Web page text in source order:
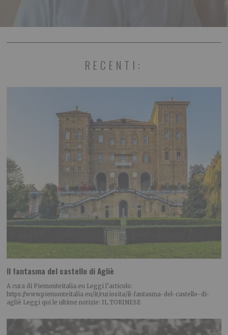
RECENTI:
Il fantasma del castello di Agliè
A cura di Piemonteitalia.eu Leggi l’articolo:
https://www.piemonteitalia.eu/it/curiosita/il-fantasma-del-castello-di-
agliè Leggi qui le ultime notizie: IL TORINESE